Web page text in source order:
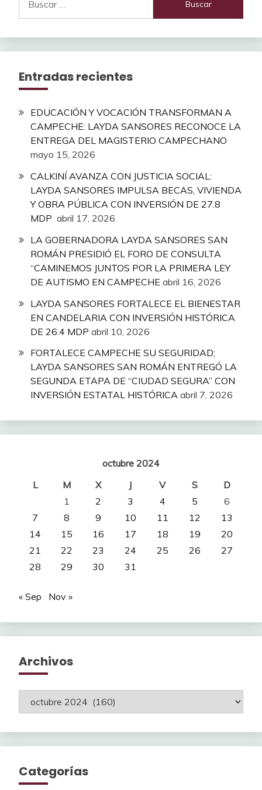
Entradas recientes
EDUCACIÓN Y VOCACIÓN TRANSFORMAN A
CAMPECHE: LAYDA SANSORES RECONOCE LA
ENTREGA DEL MAGISTERIO CAMPECHANO
mayo 15, 2026
CALKINÍ AVANZA CON JUSTICIA SOCIAL:
LAYDA SANSORES IMPULSA BECAS, VIVIENDA
Y OBRA PÚBLICA CON INVERSIÓN DE 27.8
MDP abril 17, 2026
LA GOBERNADORA LAYDA SANSORES SAN
ROMÁN PRESIDIÓ EL FORO DE CONSULTA
“CAMINEMOS JUNTOS POR LA PRIMERA LEY
DE AUTISMO EN CAMPECHE abril 16, 2026
LAYDA SANSORES FORTALECE EL BIENESTAR
EN CANDELARIA CON INVERSIÓN HISTÓRICA
DE 26.4 MDP abril 10, 2026
FORTALECE CAMPECHE SU SEGURIDAD;
LAYDA SANSORES SAN ROMÁN ENTREGÓ LA
SEGUNDA ETAPA DE “CIUDAD SEGURA” CON
INVERSIÓN ESTATAL HISTÓRICA abril 7, 2026
octubre 2024
L
M X J V S
D
1
2 3 4 5
6
7
8 9 10 11 12
13
14
15 16 17 18 19
20
21
22 23 24 25 26
27
28
29 30 31
« Sep Nov »
Archivos
Archivos
Categorías